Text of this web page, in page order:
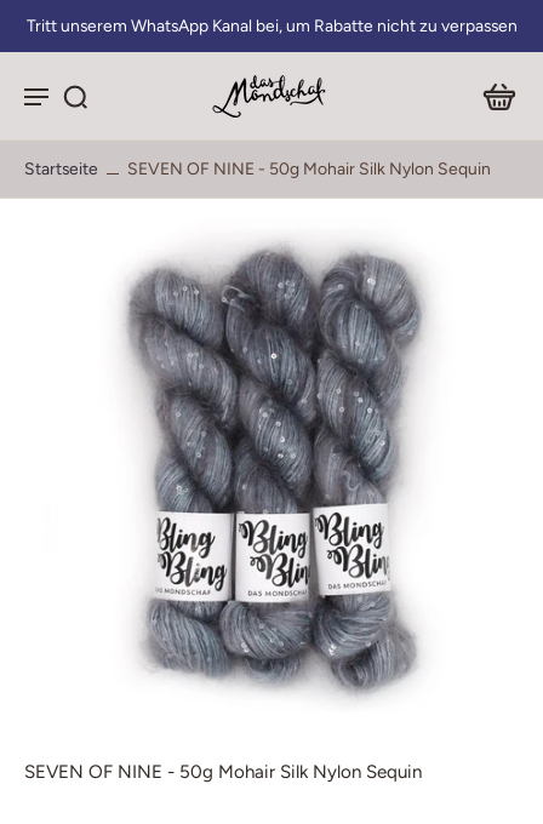
Tritt unserem WhatsApp Kanal bei, um Rabatte nicht zu verpassen
Startseite SEVEN OF NINE - 50g Mohair Silk Nylon Sequin
SEVEN OF NINE - 50g Mohair Silk Nylon Sequin